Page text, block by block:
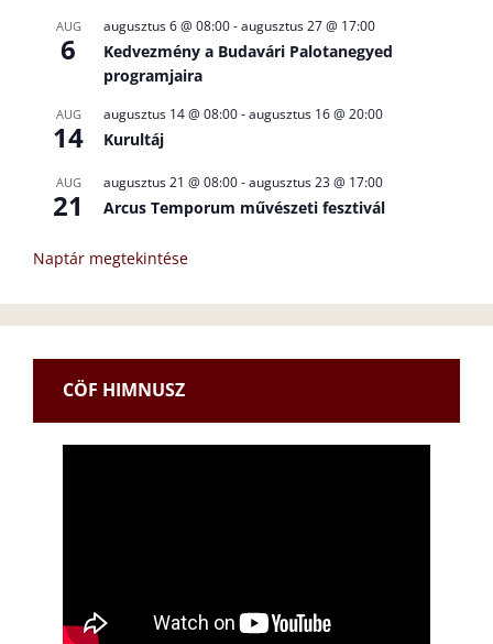
AUG
6
augusztus 6 @ 08:00-augusztus 27 @ 17:00
Kedvezmény a Budavári Palotanegyed
programjaira
AUG
14
augusztus 14 @ 08:00-augusztus 16 @ 20:00
Kurultáj
AUG
21
augusztus 21 @ 08:00-augusztus 23 @ 17:00
Arcus Temporum művészeti fesztivál
Naptár megtekintése
CÖF HIMNUSZ